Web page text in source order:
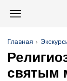
Главная
святым